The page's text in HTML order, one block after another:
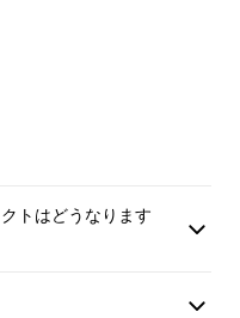
着しているか知っ
トはどうなります